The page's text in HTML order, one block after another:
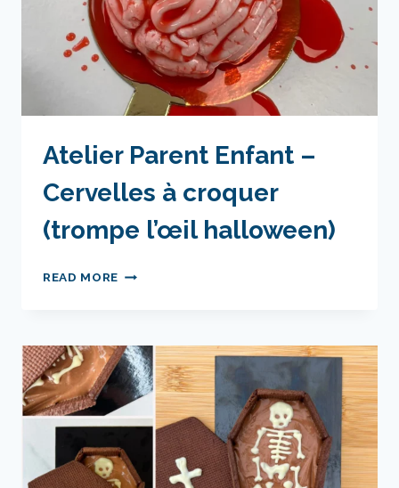
Atelier Parent Enfant –
Cervelles à croquer
(trompe l’œil halloween)
READ MORE ATELIER
CERVELLES
À
CROQUER
(TROMPE
L’ŒIL
HALLOWEEN)